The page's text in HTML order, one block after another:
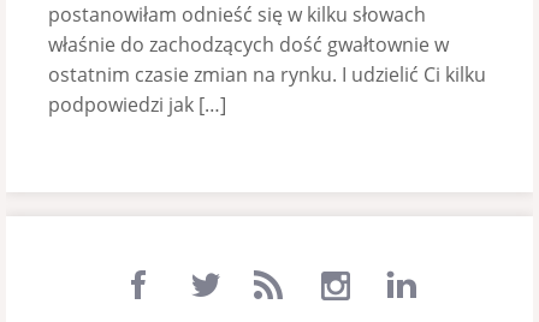
postanowiłam odnieść się w kilku słowach
właśnie do zachodzących dość gwałtownie w
ostatnim czasie zmian na rynku. I udzielić Ci kilku
podpowiedzi jak […]